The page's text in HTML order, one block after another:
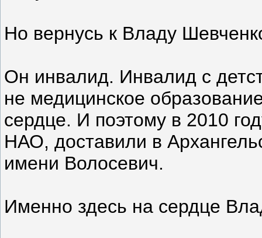
Но вернусь к Владу
Он инвалид. Инвалид с
не медицинское
сердце. И поэтому в 2010
НАО, доставили в
имени Волосевич.
Именно здесь на сердце